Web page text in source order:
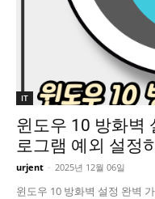
IT
윈도우 10 방화벽
로그램 예외 설정
urjent - 2025년 12월 06일
윈도우 10 방화벽 설정 완벽